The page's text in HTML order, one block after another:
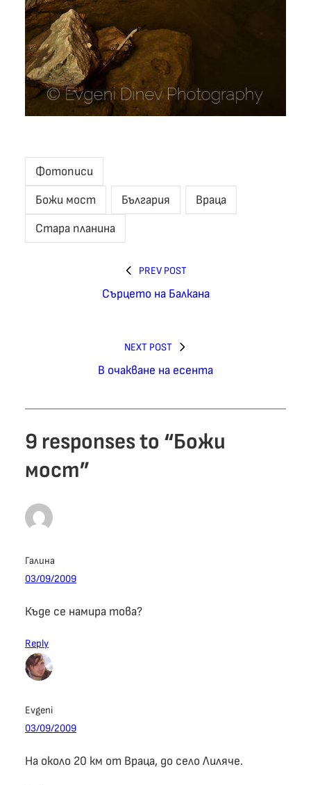
Фотописи
Божи мост
България
Враца
Стара планина
PREV POST
Сърцето на Балкана
NEXT POST
В очакване на есента
9 responses to “Божи
мост”
Галина
03/09/2009
Къде се намира това?
Reply
Evgeni
03/09/2009
На около 20 км от Враца, до село Лиляче.